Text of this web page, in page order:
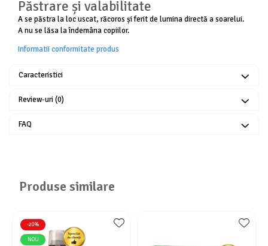
Păstrare și valabilitate
A se păstra la loc uscat, răcoros și ferit de lumina directă a soarelui.
A nu se lăsa la îndemâna copiilor.
Informatii conformitate produs
Caracteristici
Review-uri(0)
FAQ
Produse similare
-20%
NOU